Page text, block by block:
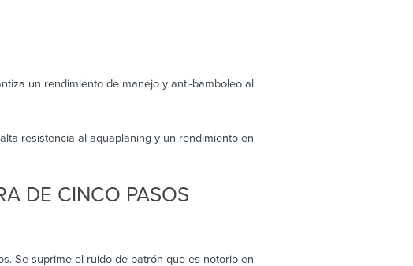
un rendimiento de manejo y anti-bamboleo al
resistencia al aquaplaning y un rendimiento en
DE CINCO PASOS
Se suprime el ruido de patrón que es notorio en